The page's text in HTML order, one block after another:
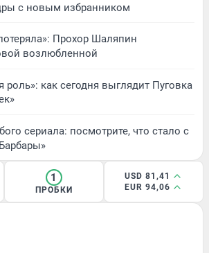
с новым избранником
Прохор Шаляпин
возлюбленной
как сегодня выглядит Пуговка
сериала: посмотрите, что стало с
1
ПРОБКИ
USD 81,41
EUR 94,06